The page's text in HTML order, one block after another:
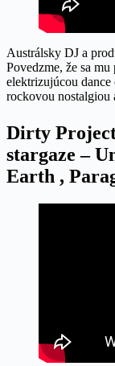
Austrálsky DJ a
Povedzme, že sa
elektrizujúcou
rockovou nostalgiou
Dirty
stargaze –
Earth ,